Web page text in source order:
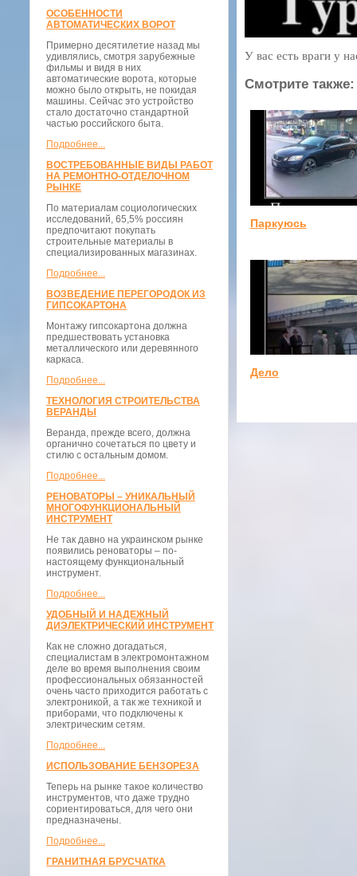
ОСОБЕННОСТИ
АВТОМАТИЧЕСКИХ ВОРОТ
Примерно десятилетие назад мы
удивлялись, смотря зарубежные
фильмы и видя в них
автоматические ворота, которые
можно было открыть, не покидая
машины. Сейчас это устройство
стало достаточно стандартной
частью российского быта.
Подробнее...
ВОСТРЕБОВАННЫЕ ВИДЫ РАБОТ
НА РЕМОНТНО-ОТДЕЛОЧНОМ
РЫНКЕ
По материалам социологических
исследований, 65,5% россиян
предпочитают покупать
строительные материалы в
специализированных магазинах.
Подробнее...
ВОЗВЕДЕНИЕ ПЕРЕГОРОДОК ИЗ
ГИПСОКАРТОНА
Монтажу гипсокартона должна
предшествовать установка
металлического или деревянного
каркаса.
Подробнее...
ТЕХНОЛОГИЯ СТРОИТЕЛЬСТВА
ВЕРАНДЫ
Веранда, прежде всего, должна
органично сочетаться по цвету и
стилю с остальным домом.
Подробнее...
РЕНОВАТОРЫ – УНИКАЛЬНЫЙ
МНОГОФУНКЦИОНАЛЬНЫЙ
ИНСТРУМЕНТ
Не так давно на украинском рынке
появились реноваторы – по-
настоящему функциональный
инструмент.
Подробнее...
УДОБНЫЙ И НАДЕЖНЫЙ
ДИЭЛЕКТРИЧЕСКИЙ ИНСТРУМЕНТ
Как не сложно догадаться,
специалистам в электромонтажном
деле во время выполнения своим
профессиональных обязанностей
очень часто приходится работать с
электроникой, а так же техникой и
приборами, что подключены к
электрическим сетям.
Подробнее...
ИСПОЛЬЗОВАНИЕ БЕНЗОРЕЗА
Теперь на рынке такое количество
инструментов, что даже трудно
сориентироваться, для чего они
предназначены.
Подробнее...
ГРАНИТНАЯ БРУСЧАТКА
У вас есть враги у
Смотрите также:
Паркуюсь
Дело